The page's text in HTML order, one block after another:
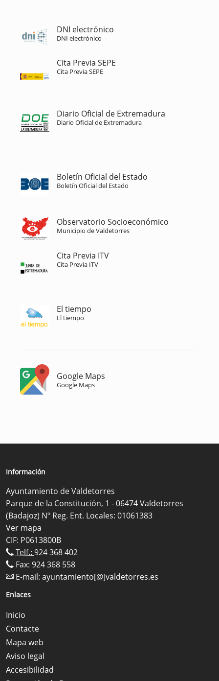
DNI electrónico
DNI electrónico
Cita Previa SEPE
Cita Previa SEPE
Diario Oficial de Extremadura
Diario Oficial de Extremadura
Boletín Oficial del Estado
Boletín Oficial del Estado
Observatorio Socioeconómico
Municipio de Valdetorres
Cita Previa ITV
Cita Previa ITV
El tiempo
El tiempo
Google Maps
Google Maps
Información
Ayuntamiento de Valdetorres
Parque de la Constitución, 1 - 06474 Valdetorres
(Badajoz) Nº Reg. Ent. Locales: 01061383
Ver mapa
CIF: P0613800B
Telf.: 924 368 402
Fax: 924 368 558
E-mail: ayuntamiento[@]valdetorres.es
Enlaces
Inicio
Contacte
Mapa web
Aviso legal
Accesibilidad